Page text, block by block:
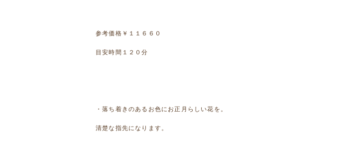
参考価格￥１１６６０
目安時間１２０分
・落ち着きのあるお色にお正月らしい花を。
清楚な指先になります。